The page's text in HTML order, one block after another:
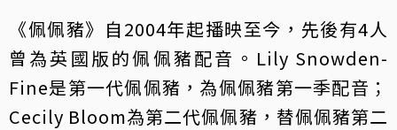
《佩佩豬》自2004年起播映至今，先後有4人
曾為英國版的佩佩豬配音。Lily Snowden-
Fine是第一代佩佩豬，為佩佩豬第一季配音；
Cecily Bloom為第二代佩佩豬，替佩佩豬第二